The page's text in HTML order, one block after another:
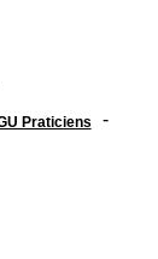
Praticiens -